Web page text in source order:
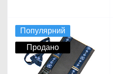
Популярний
Продано